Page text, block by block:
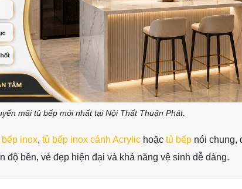
mãi tủ bếp mới nhất tại Nội Thất Thuận Phát.
bếp inox, tủ bếp inox cánh Acrylic hoặc tủ bếp nói chung,
bền, vẻ đẹp hiện đại và khả năng vệ sinh dễ dàng.